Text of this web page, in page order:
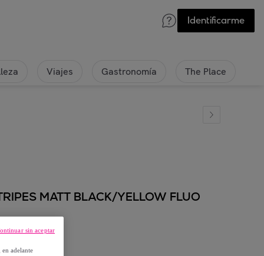
Identificarme
Viajes Gastronomía The Place
MATT BLACK/YELLOW FLUO
adelante
sin aceptar